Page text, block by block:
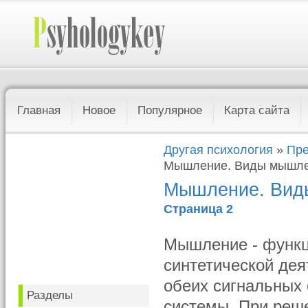
Главная Новое Популярное Карта сайта
Разделы
Другая психология »
Мышление. Виды
Мышление.
Страница 2
Мышление -
синтетической
обеих